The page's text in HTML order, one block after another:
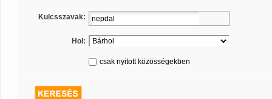
Kulcsszavak:
Hol:
csak nyitott közösségekben